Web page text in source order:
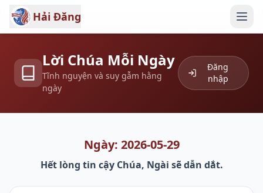
Hải Đăng
Lời Chúa Mỗi Ngày
Tĩnh nguyện và suy gẫm hằng
ngày
Đăng
nhập
Ngày: 2026-05-29
Hết lòng tin cậy Chúa, Ngài sẽ dẫn dắt.